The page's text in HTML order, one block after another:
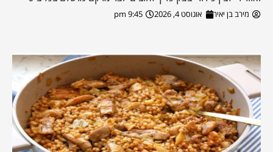
מירב בן יאיר אוגוסט 4, 2026 9:45 pm